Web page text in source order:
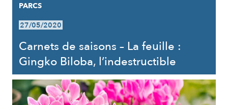
PARCS
27/05/2020
Carnets de saisons – La feuille :
Gingko Biloba, l’indestructible